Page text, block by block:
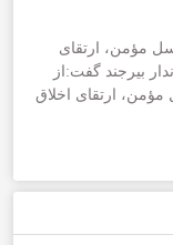
مؤمن، ارتقای
بیرجند گفت:از
ارتقای اخلاق